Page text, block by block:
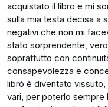
medaglia. Per
consapevolezza,
competenze
fondamentali per
nelle sfide
È ideatore del
acquistato il libro e mi
sulla mia testa decisa a
negativi che non mi
stato sorprendente,
soprattutto con
consapevolezza e
librò è diventato
vari, per poterlo sempre